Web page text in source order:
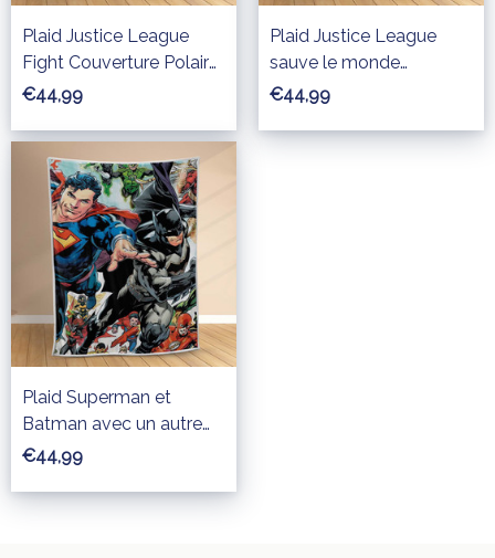
Plaid Justice League
Fight Couverture Polaire
Plaid Canapé
€44,99
Plaid Justice League
sauve le monde
Couverture Polaire Plaid
€44,99
Plaid Superman et
Batman avec un autre
personnage Couverture
€44,99